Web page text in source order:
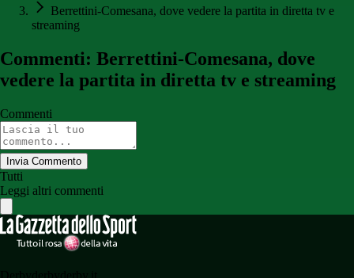
Berrettini-Comesana, dove vedere la partita in diretta tv e
streaming
Commenti: Berrettini-Comesana, dove
vedere la partita in diretta tv e streaming
Commenti
Invia Commento
Tutti
Leggi altri commenti